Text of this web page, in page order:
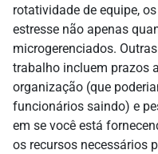
rotatividade de equipe,
estresse não apenas
microgerenciados.
trabalho incluem prazos
organização (que
funcionários saindo) e
em se você está
os recursos necessários